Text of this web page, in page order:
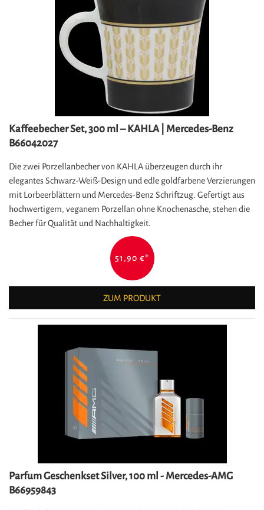
Kaffeebecher Set, 300 ml – KAHLA | Mercedes-Benz
B66042027
Die zwei Porzellanbecher von KAHLA überzeugen durch ihr
elegantes Schwarz-Weiß-Design und edle goldfarbene Verzierungen
mit Lorbeerblättern und Mercedes-Benz Schriftzug. Gefertigt aus
hochwertigem, veganem Porzellan ohne Knochenasche, stehen die
Becher für Qualität und Nachhaltigkeit.
51,90 €*
ZUM PRODUKT
Parfum Geschenkset Silver, 100 ml - Mercedes-AMG
B66959843